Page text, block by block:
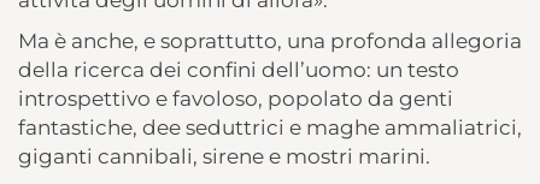
Ma è anche, e soprattutto, una profonda allegoria
della ricerca dei confini dell’uomo: un testo
introspettivo e favoloso, popolato da genti
fantastiche, dee seduttrici e maghe ammaliatrici,
giganti cannibali, sirene e mostri marini.